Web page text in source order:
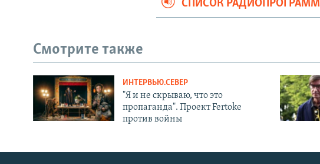
СПИСОК РАДИОПРОГРАММ
Смотрите также
ИНТЕРВЬЮ.СЕВЕР
"Я и не скрываю, что это
пропаганда". Проект Fertoke
против войны